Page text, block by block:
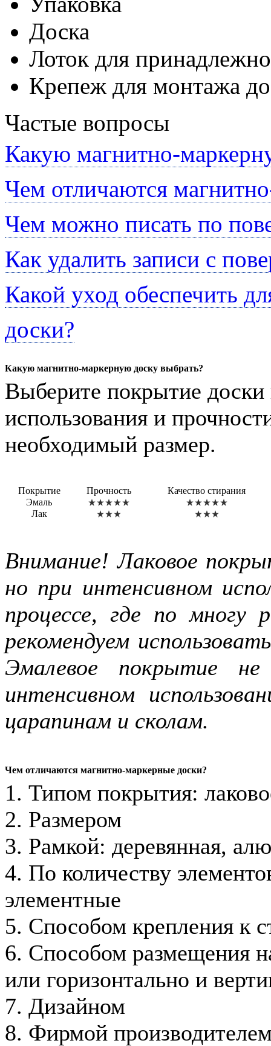
Доска
Лоток для
Крепеж для монтажа
Частые вопросы
Какую магнитно-
Чем отличаются
Чем можно писать по
Как удалить записи с
Какой уход обеспечить
доски?
Какую магнитно-маркерную доску выбрать?
Выберите покрытие доски
использования и
необходимый размер.
Покрытие Прочность
Качество стирания
Эмаль
Лак
Внимание! Лаковое
но при интенсивном
процессе, где по
рекомендуем
Эмалевое покрытие
интенсивном
царапинам и сколам.
Чем отличаются магнитно-маркерные доски?
1. Типом покрытия:
2. Размером
3. Рамкой: деревянная,
4. По количеству
элементные
5. Способом крепления к
6. Способом размещения
или горизонтально и
7. Дизайном
8. Фирмой